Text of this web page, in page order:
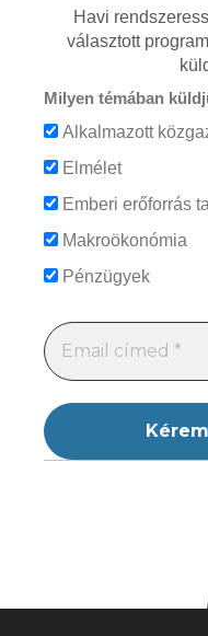
Havi
választott
Milyen témában
Alkalmazott
Elmélet
Emberi erőforrás
Makroökonómia
Pénzügyek